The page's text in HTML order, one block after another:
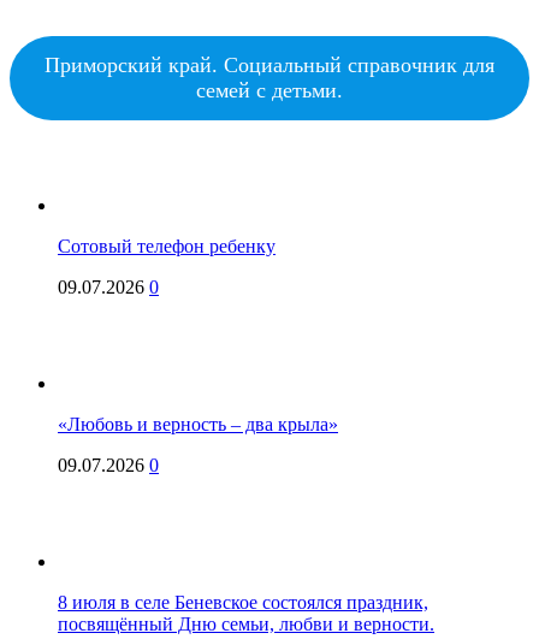
Приморский край. Социальный справочник для
семей с детьми.
Сотовый телефон ребенку
09.07.2026 0
«Любовь и верность – два крыла»
09.07.2026 0
8 июля в селе Беневское состоялся праздник,
посвящённый Дню семьи, любви и верности.